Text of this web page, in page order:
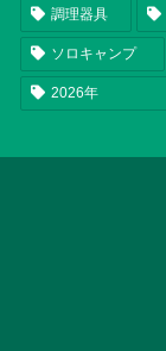
調理器具
ソロキャンプ
2026年